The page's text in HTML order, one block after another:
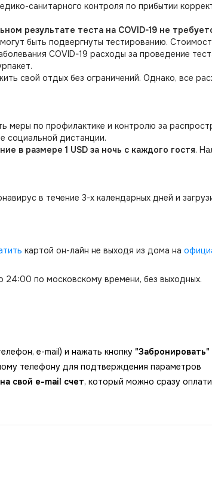
санитарного контроля по прибытии
результате теста на COVID-19 не
быть подвергнуты тестированию.
COVID-19 расходы за проведение
свой отдых без ограничений. Однако, все
меры по профилактике и контролю за
социальной дистанции.
в размере 1 USD за ночь с каждого гостя.
в течение 3-х календарных дней и
картой он-лайн не выходя из дома на
по московскому времени, без выходных.
e-mail) и нажать кнопку "Забронировать"
телефону для подтверждения параметров
свой e-mail счет, который можно сразу